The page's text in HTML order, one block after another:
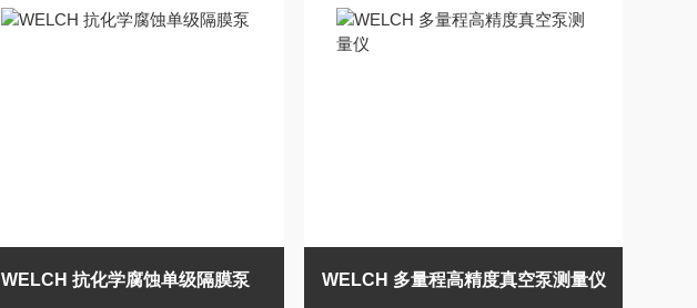
WELCH 抗化学腐蚀单级隔膜泵 WELCH 多量程高精度真空泵测量仪